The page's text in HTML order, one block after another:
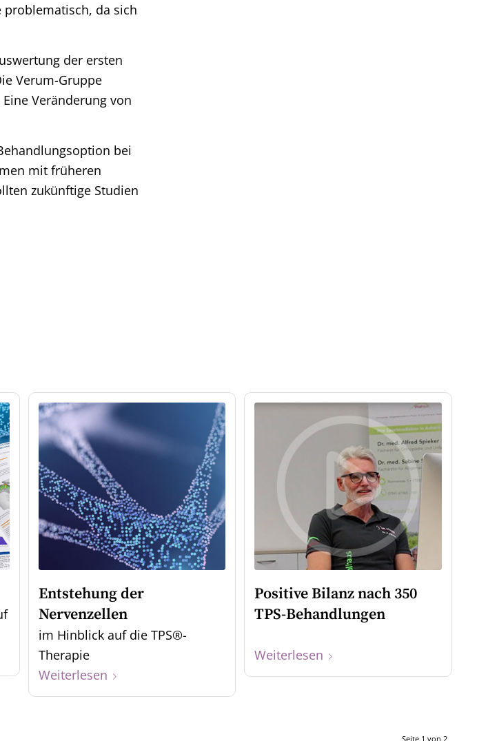
problematisch, da sich
der ersten
Verum-Gruppe
Veränderung von
bei
mit früheren
zukünftige Studien
Entstehung der
Nervenzellen
im Hinblick auf die TPS®-
Therapie
Weiterlesen
Positive Bilanz nach 350
TPS-Behandlungen
Weiterlesen
Seite 1 von 2